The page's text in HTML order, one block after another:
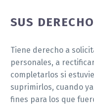
SUS
Tiene derecho a
personales, a
completarlos si
suprimirlos, cuando
fines para los que